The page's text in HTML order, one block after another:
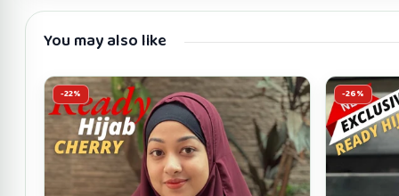
You may also like
-22% -26%